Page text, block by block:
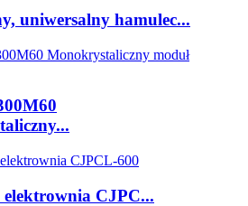
uniwersalny hamulec...
elektrownia CJPC...